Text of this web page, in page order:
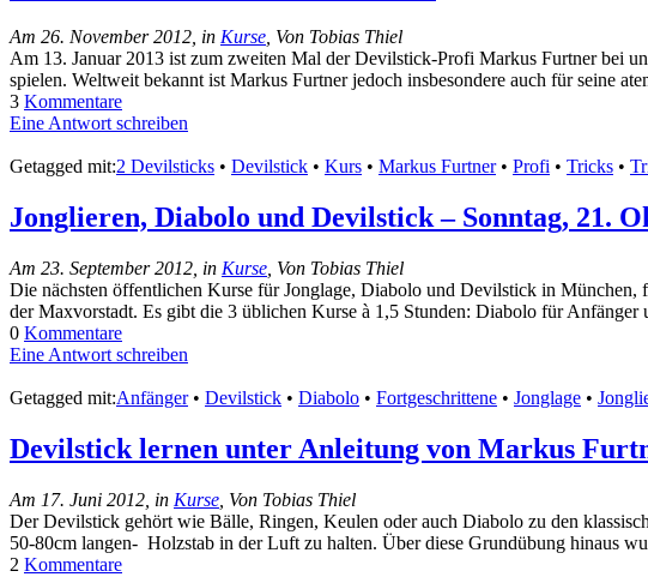
Am 26. November 2012, in Kurse, Von Tobias Thiel
Am 13. Januar 2013 ist zum zweiten Mal der Devilstick-Profi Markus Furtner bei
spielen. Weltweit bekannt ist Markus Furtner jedoch insbesondere auch für seine
3 Kommentare
Eine Antwort schreiben
Getagged mit:2 Devilsticks • Devilstick • Kurs • Markus Furtner• Profi • Tricks •
Jonglieren, Diabolo und Devilstick – Sonntag, 21.
Am 23. September 2012, in Kurse , Von Tobias Thiel
Die nächsten öffentlichen Kurse für Jonglage, Diabolo und Devilstick in
der Maxvorstadt. Es gibt die 3 üblichen Kurse à 1,5 Stunden: Diabolo für
0 Kommentare
Eine Antwort schreiben
Getagged mit:Anfänger• Devilstick • Diabolo • Fortgeschrittene • Jonglage •
Devilstick lernen unter Anleitung von Markus
Am 17. Juni 2012, in Kurse , Von Tobias Thiel
Der Devilstick gehört wie Bälle, Ringen, Keulen oder auch Diabolo zu den
50-80cm langen- Holzstab in der Luft zu halten. Über diese Grundübung hinaus
2 Kommentare